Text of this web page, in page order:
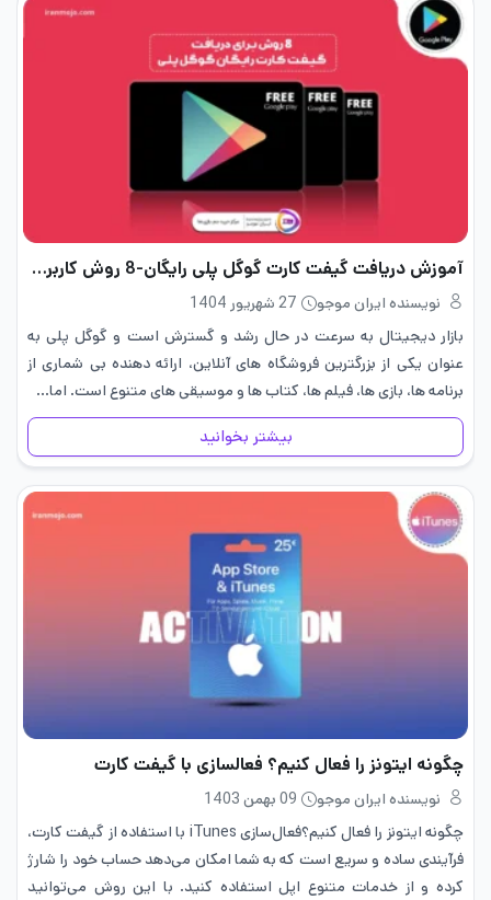
آموزش دریافت گیفت کارت گوگل پلی رایگان-8 روش کاربردی
نویسنده ایران موجو
27 شهریور 1404
بازار دیجیتال به سرعت در حال رشد و گسترش است و گوگل پلی به
عنوان یکی از بزرگترین فروشگاه‌ های آنلاین، ارائه دهنده‌ بی ‌شماری از
برنامه ‌ها، بازی‌ ها، فیلم‌ ها، کتاب‌ ها و موسیقی‌ های متنوع است. اما…
بیشتر بخوانید
چگونه ایتونز را فعال کنیم؟ فعالسازی با گیفت کارت
نویسنده ایران موجو
09 بهمن 1403
چگونه ایتونز را فعال کنیم؟فعال‌سازی iTunes با استفاده از گیفت کارت،
فرآیندی ساده و سریع است که به شما امکان می‌دهد حساب خود را شارژ
کرده و از خدمات متنوع اپل استفاده کنید. با این روش می‌توانید